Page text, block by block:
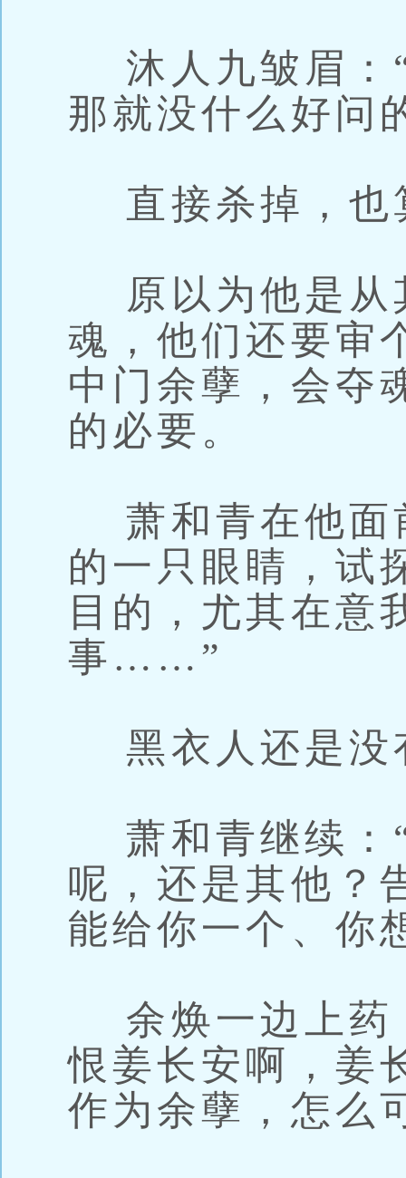
沐人九皱眉：
那就没什么好问
直接杀掉，也
原以为他是从
魂，他们还要审
中门余孽，会夺
的必要。
萧和青在他面
的一只眼睛，试
目的，尤其在意
事……”
黑衣人还是没
萧和青继续：
呢，还是其他？
能给你一个、你
余焕一边上药
恨姜长安啊，姜
作为余孽，怎么